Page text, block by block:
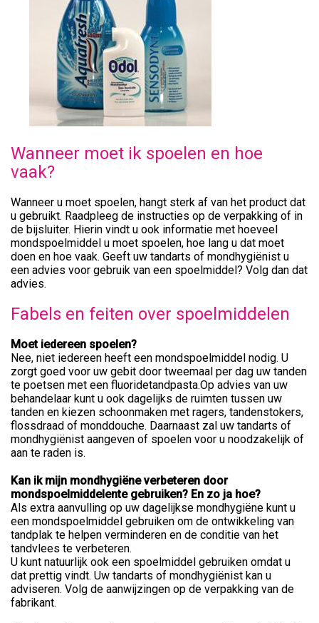
Wanneer moet ik spoelen en hoe
vaak?
Wanneer u moet spoelen, hangt sterk af van het product dat
u gebruikt. Raadpleeg de instructies op de verpakking of in
de bijsluiter. Hierin vindt u ook informatie met hoeveel
mondspoelmiddel u moet spoelen, hoe lang u dat moet
doen en hoe vaak. Geeft uw tandarts of mondhygiënist u
een advies voor gebruik van een spoelmiddel? Volg dan dat
advies.
Fabels en feiten over spoelmiddelen
Moet iedereen spoelen?
Nee, niet iedereen heeft een mondspoelmiddel nodig. U
zorgt goed voor uw gebit door tweemaal per dag uw tanden
te poetsen met een fluoridetandpasta.Op advies van uw
behandelaar kunt u ook dagelijks de ruimten tussen uw
tanden en kiezen schoonmaken met ragers, tandenstokers,
flossdraad of monddouche. Daarnaast zal uw tandarts of
mondhygiënist aangeven of spoelen voor u noodzakelijk of
aan te raden is.
Kan ik mijn mondhygiëne verbeteren door
mondspoelmiddelente gebruiken? En zo ja hoe?
Als extra aanvulling op uw dagelijkse mondhygiëne kunt u
een mondspoelmiddel gebruiken om de ontwikkeling van
tandplak te helpen verminderen en de conditie van het
tandvlees te verbeteren.
U kunt natuurlijk ook een spoelmiddel gebruiken omdat u
dat prettig vindt. Uw tandarts of mondhygiënist kan u
adviseren. Volg de aanwijzingen op de verpakking van de
fabrikant.